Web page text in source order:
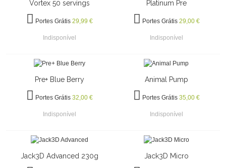
Vortex 50 servings
Portes Grátis 29,99 €
Indisponível
Platinum Pre
Portes Grátis 29,00 €
Indisponível
Pre+ Blue Berry
Portes Grátis 32,00 €
Indisponível
Animal Pump
Portes Grátis 35,00 €
Indisponível
Jack3D Advanced 230g Jack3D Micro